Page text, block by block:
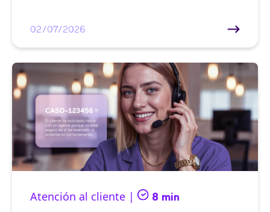
02/07/2026
Atención al cliente | 8 min